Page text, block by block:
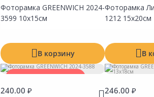
Фоторамка GREENWICH 2024-
3599 10х15см
В корзину
Фоторамка
1212 15х20см
В
Товар в ассортименте
240.00 ₽ 246.00 ₽